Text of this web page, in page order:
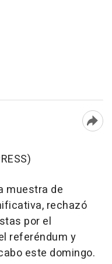
muestra de
rechazó
por el
referéndum y
este domingo.